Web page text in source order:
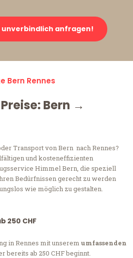
unverbindlich anfragen!
Bern Rennes
Bern →
Transport von Bern nach Rennes?
und kosteneffizienten
Himmel Bern, die speziell
Bedürfnissen gerecht zu werden
wie möglich zu gestalten.
250 CHF
in Rennes mit unserem umfassenden
bereits ab 250 CHF beginnt.